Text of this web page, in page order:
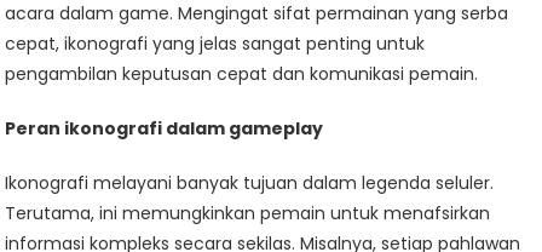
acara dalam game. Mengingat sifat permainan yang serba
cepat, ikonografi yang jelas sangat penting untuk
pengambilan keputusan cepat dan komunikasi pemain.
Peran ikonografi dalam gameplay
Ikonografi melayani banyak tujuan dalam legenda seluler.
Terutama, ini memungkinkan pemain untuk menafsirkan
informasi kompleks secara sekilas. Misalnya, setiap pahlawan